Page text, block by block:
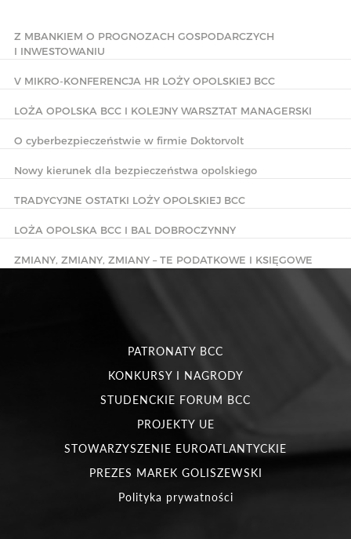
Z MBANKIEM O PROGNOZACH GOSPODARCZYCH
I INWESTOWANIU
V MIKRO-KONFERENCJA HR LOŻY OPOLSKIEJ BCC
LOŻA OPOLSKA BCC I KOLEJNY WARSZTAT MANAGERSKI
O cyberbezpieczeństwie w firmie Doktorvolt
Nowy kierunek dla bezpieczeństwa opolskiego
TRADYCYJNE OSTATKI LOŻY OPOLSKIEJ BCC
LOŻA OPOLSKA BCC I BAL DOBROCZYNNY
ZMIANY, ZMIANY, ZMIANY – TE PODATKOWE I KSIĘGOWE
PATRONATY BCC
KONKURSY I NAGRODY
STUDENCKIE FORUM BCC
PROJEKTY UE
STOWARZYSZENIE EUROATLANTYCKIE
PREZES MAREK GOLISZEWSKI
Polityka prywatności